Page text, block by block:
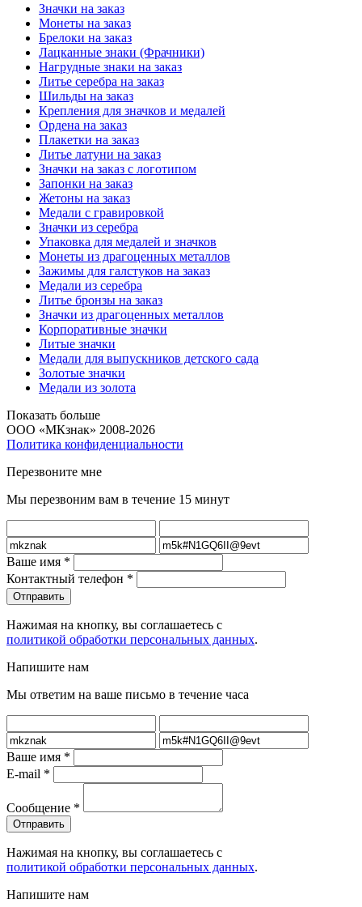
Значки на заказ
Монеты на заказ
Брелоки на заказ
Лацканные знаки (Фрачники)
Нагрудные знаки на заказ
Литье серебра на заказ
Шильды на заказ
Крепления для значков и медалей
Ордена на заказ
Плакетки на заказ
Литье латуни на заказ
Значки на заказ с логотипом
Запонки на заказ
Жетоны на заказ
Медали с гравировкой
Значки из серебра
Упаковка для медалей и значков
Монеты из драгоценных металлов
Зажимы для галстуков на заказ
Медали из серебра
Литье бронзы на заказ
Значки из драгоценных металлов
Корпоративные значки
Литые значки
Медали для выпускников детского сада
Золотые значки
Медали из золота
Показать больше
ООО «МКзнак» 2008-2026
Политика конфиденциальности
Перезвоните мне
Мы перезвоним вам в течение 15 минут
Ваше имя *
Контактный телефон *
Нажимая на кнопку, вы соглашаетесь с
политикой обработки персональных данных.
Напишите нам
Мы ответим на ваше письмо в течение часа
Ваше имя *
E-mail *
Сообщение *
Нажимая на кнопку, вы соглашаетесь с
политикой обработки персональных данных.
Напишите нам